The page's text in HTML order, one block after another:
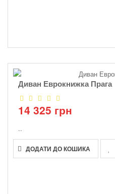
Диван Еврокнижка Прага
14 325 грн
..
ДОДАТИ ДО КОШИКА